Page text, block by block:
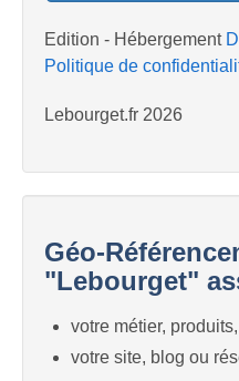
Edition - Hébergement
Politique de
Lebourget.fr 2026
Géo-
"Lebourget"
votre métier,
votre site, blog ou